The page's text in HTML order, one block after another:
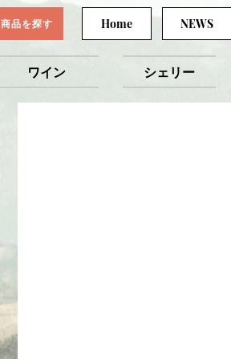
商品を探す Home NEWS
ワイン シェリー